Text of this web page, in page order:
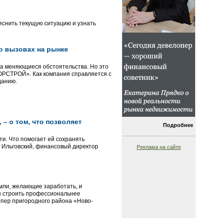
текущую ситуацию и узнать
вызовах на рынке
меняющиеся обстоятельства. Но это
Как компания справляется с
о том, что позволяет
Что помогает ей сохранять
финансовый директор
желающие заработать, и
профессиональнее
пригородного района «Ново-
Подробнее
Реклама на сайте